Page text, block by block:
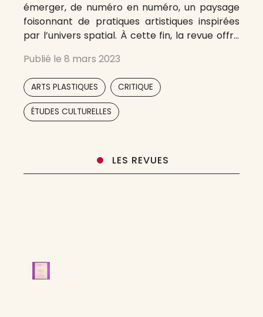
émerger, de numéro en numéro, un paysage
foisonnant de pratiques artistiques inspirées
par l’univers spatial. À cette fin, la revue offre
d’expression au sein de trois rubriques : «
Invitations », « Intervention » et « Observations
».
Publié le 8 mars 2023
ARTS PLASTIQUES CRITIQUE
ÉTUDES CULTURELLES
LES REVUES